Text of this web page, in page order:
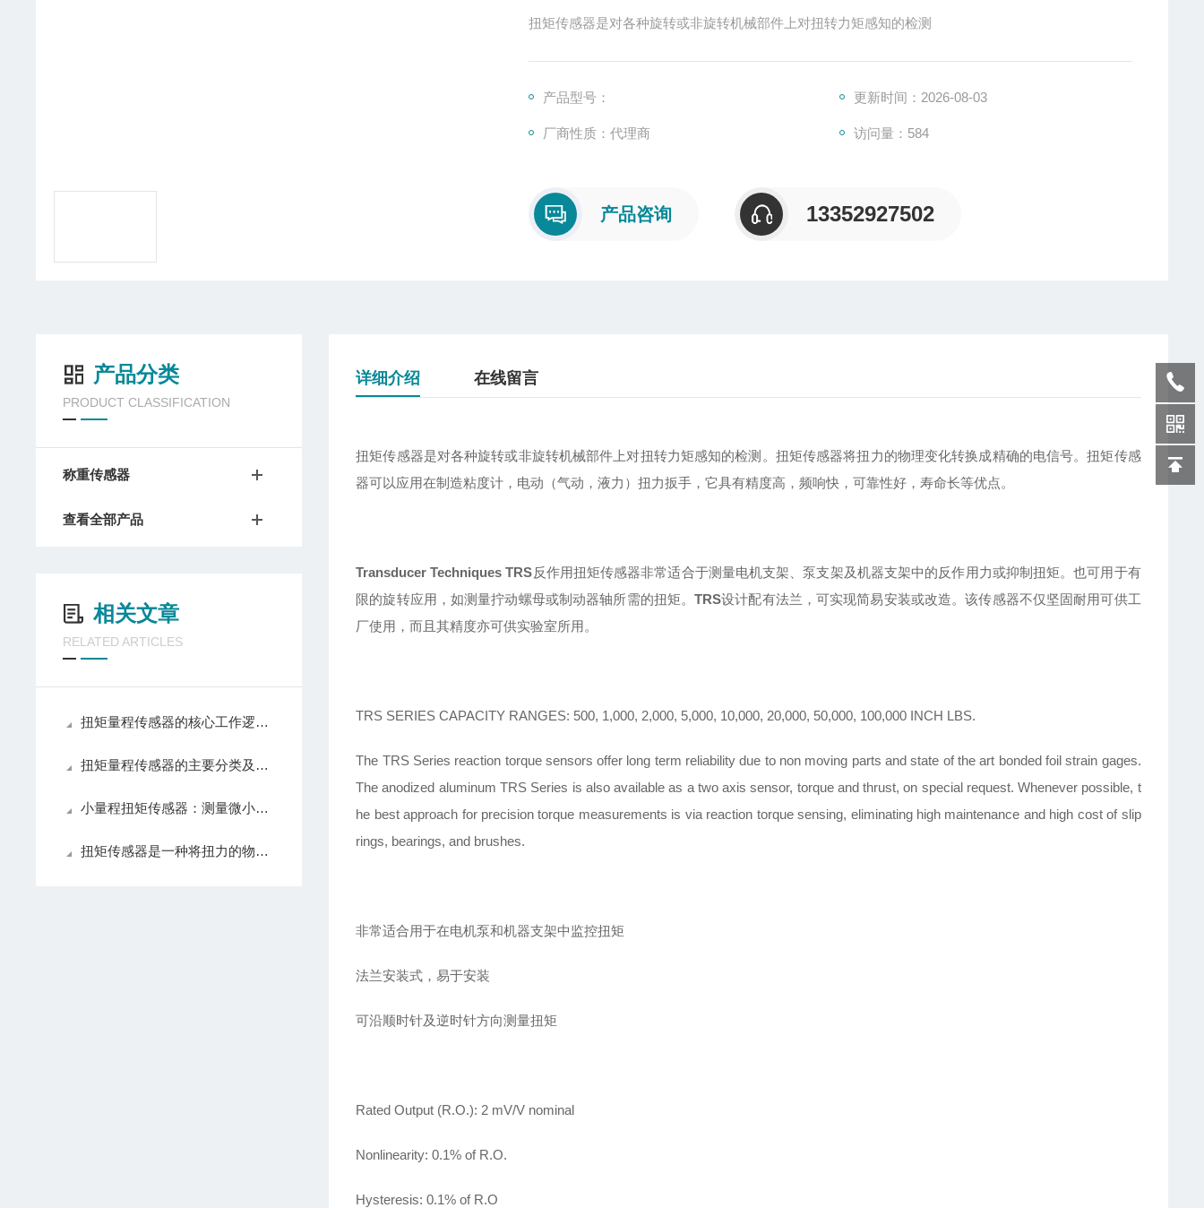
扭矩传感器是对各种旋转或非旋转机械部件上对扭转力矩感知的检测
产品型号： 更新时间：2026-08-03
厂商性质：代理商 访问量：584
产品咨询 13352927502
详细介绍 在线留言
扭矩传感器是对各种旋转或非旋转机械部件上对扭转力矩感知的检测。扭矩传感器将扭力的物理变化转换成精确的电信号。扭矩传感
器可以应用在制造粘度计，电动（气动，液力）扭力扳手，它具有精度高，频响快，可靠性好，寿命长等优点。
Transducer Techniques TRS反作用扭矩传感器非常适合于测量电机支架、泵支架及机器支架中的反作用力或抑制扭矩。也可用于有
限的旋转应用，如测量拧动螺母或制动器轴所需的扭矩。TRS设计配有法兰，可实现简易安装或改造。该传感器不仅坚固耐用可供工
厂使用，而且其精度亦可供实验室所用。
TRS SERIES CAPACITY RANGES: 500, 1,000, 2,000, 5,000, 10,000, 20,000, 50,000, 100,000 INCH LBS.
The TRS Series reaction torque sensors offer long term reliability due to non moving parts and state of the art bonded foil strain gages.
The anodized aluminum TRS Series is also available as a two axis sensor, torque and thrust, on special request. Whenever possible, t
he best approach for precision torque measurements is via reaction torque sensing, eliminating high maintenance and high cost of slip
rings, bearings, and brushes.
非常适合用于在电机泵和机器支架中监控扭矩
法兰安装式，易于安装
可沿顺时针及逆时针方向测量扭矩
Rated Output (R.O.): 2 mV/V nominal
Nonlinearity: 0.1% of R.O.
Hysteresis: 0.1% of R.O
产品分类
PRODUCT CLASSIFICATION
称重传感器
查看全部产品
相关文章
RELATED ARTICLES
扭矩量程传感器的核心工作逻辑如下
扭矩量程传感器的主要分类及应用场景介绍
小量程扭矩传感器：测量微小扭矩的仪器
扭矩传感器是一种将扭力的物理变化转换为准确电信号的测量仪器